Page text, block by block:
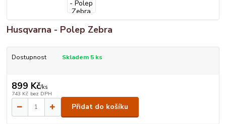
Husqvarna - Polep Zebra
Dostupnost Skladem 5 ks
899 Kč/ks
743 Kč bez DPH
Přidat do košíku